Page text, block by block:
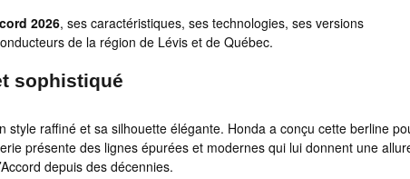
2026, ses caractéristiques, ses technologies, ses versions
de la région de Lévis et de Québec.
sophistiqué
style raffiné et sa silhouette élégante. Honda a conçu cette berline
présente des lignes épurées et modernes qui lui donnent une
depuis des décennies.